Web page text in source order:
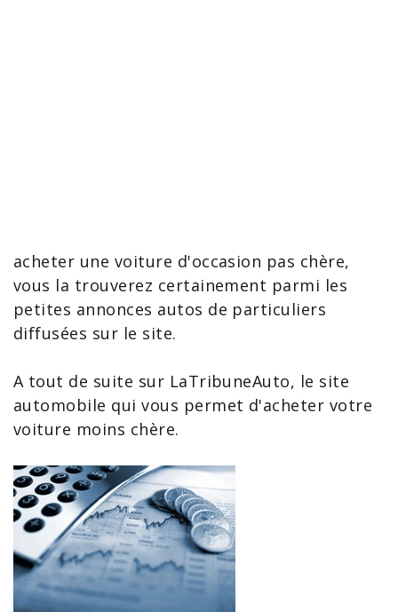
acheter une voiture d'occasion pas chère,
vous la trouverez certainement parmi les
petites annonces autos de particuliers
diffusées sur le site.
A tout de suite sur LaTribuneAuto, le site
automobile qui vous permet d'acheter votre
voiture moins chère.